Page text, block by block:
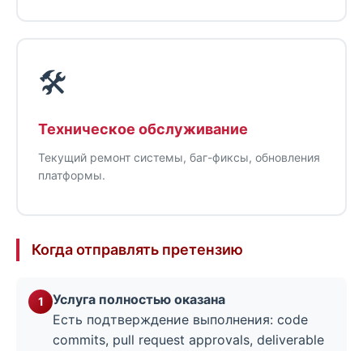
🛠️
Техническое обслуживание
Текущий ремонт системы, баг-фиксы, обновления
платформы.
Когда отправлять претензию
Услуга полностью оказана
Есть подтверждение выполнения: code
commits, pull request approvals, deliverable